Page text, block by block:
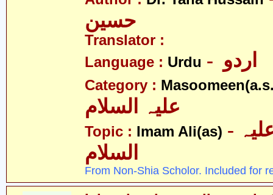
Translator :
Language : Urdu
Category :
Topic : Imam Ali(as) - امام علی علیہ
السلام
From Non-Shia Scholor. Included for